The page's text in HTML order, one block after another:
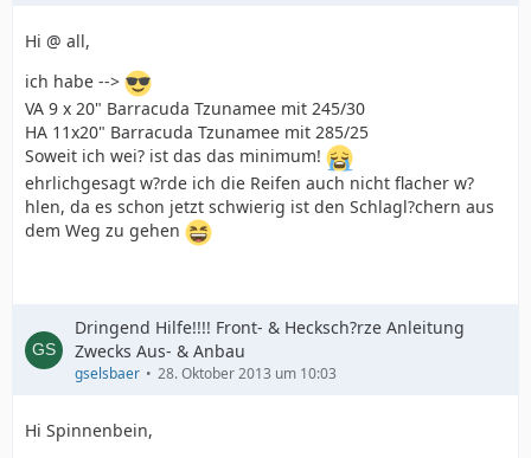
Hi @ all,
ich habe -->
VA 9 x 20" Barracuda Tzunamee mit 245/30
HA 11x20" Barracuda Tzunamee mit 285/25
Soweit ich wei? ist das das minimum!
ehrlichgesagt w?rde ich die Reifen auch nicht flacher w?
hlen, da es schon jetzt schwierig ist den Schlagl?chern aus
dem Weg zu gehen
Dringend Hilfe!!!! Front- & Hecksch?rze Anleitung
Zwecks Aus- & Anbau
gselsbaer 28. Oktober 2013 um 10:03
Hi Spinnenbein,